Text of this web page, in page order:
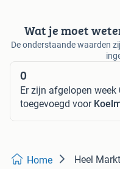
Wat je moet
De onderstaande waarden
0
Er zijn afgelopen week
toegevoegd voor
Home Heel